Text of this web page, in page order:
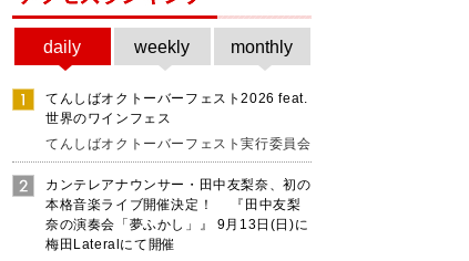
daily weekly monthly
てんしばオクトーバーフェスト2026 feat.
世界のワインフェス
てんしばオクトーバーフェスト実行委員会
カンテレアナウンサー・田中友梨奈、初の
本格音楽ライブ開催決定！ 『田中友梨
奈の演奏会「夢ふかし」』 9月13日(日)に
梅田Lateralにて開催